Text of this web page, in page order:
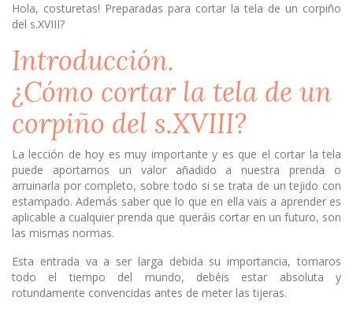
Hola, costuretas! Preparadas para cortar la tela de un corpiño
del s.XVIII?
Introducción.
¿Cómo cortar la tela de un
corpiño del s.XVIII?
La lección de hoy es muy importante y es que el cortar la tela
puede aportarnos un valor añadido a nuestra prenda o
arruinarla por completo, sobre todo si se trata de un tejido con
estampado. Además saber que lo que en ella vais a aprender es
aplicable a cualquier prenda que queráis cortar en un futuro, son
las mismas normas.
Esta entrada va a ser larga debida su importancia, tomaros
todo el tiempo del mundo, debéis estar absoluta y
rotundamente convencidas antes de meter las tijeras.